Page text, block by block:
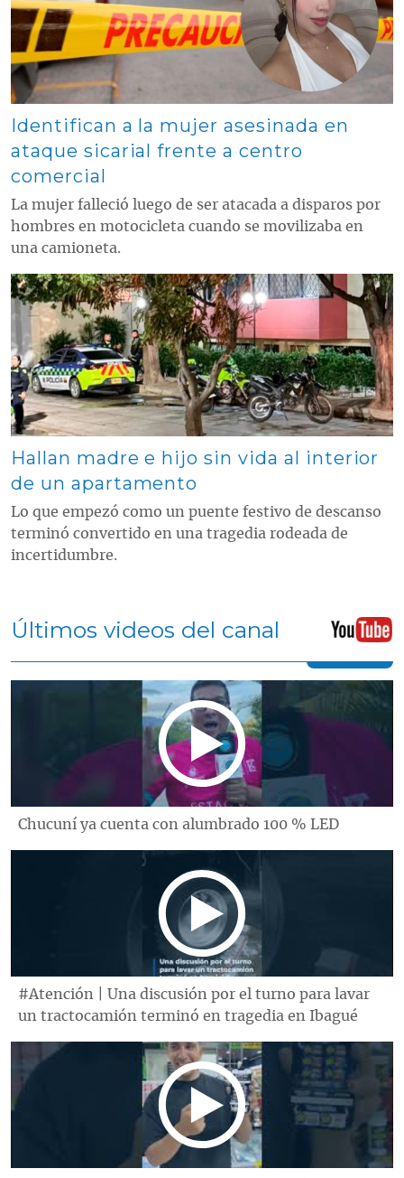
Identifican a la mujer asesinada en
ataque sicarial frente a centro
comercial
La mujer falleció luego de ser atacada a disparos por
hombres en motocicleta cuando se movilizaba en
una camioneta.
Contenido multimedia principal
Hallan madre e hijo sin vida al interior
de un apartamento
Lo que empezó como un puente festivo de descanso
terminó convertido en una tragedia rodeada de
incertidumbre.
Últimos videos del canal
Chucuní ya cuenta con alumbrado 100 % LED
#Atención | Una discusión por el turno para lavar
un tractocamión terminó en tragedia en Ibagué